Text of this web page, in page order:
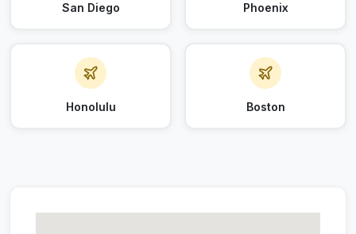
San Diego Phoenix
Honolulu Boston